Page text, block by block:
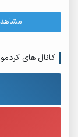
کانال های